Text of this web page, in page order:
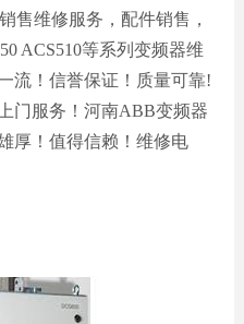
售维修服务，配件销售，
ACS510等系列变频器维
流！信誉保证！质量可靠!
门服务！河南ABB变频器
厚！值得信赖！维修电